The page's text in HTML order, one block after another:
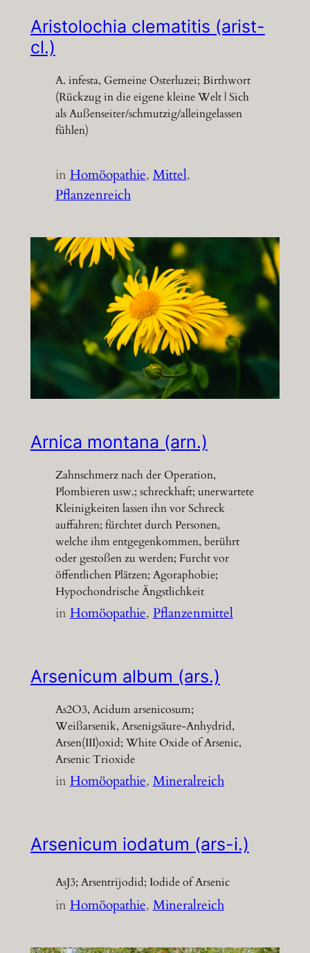
Aristolochia clematitis (arist-
cl.)
A. infesta, Gemeine Osterluzei; Birthwort
(Rückzug in die eigene kleine Welt | Sich
als Außenseiter/schmutzig/alleingelassen
fühlen)
inHomöopathie, Mittel
Pflanzenreich
Arnica montana (arn.)
Zahnschmerz nach der Operation,
Plombieren usw.; schreckhaft; unerwartete
Kleinigkeiten lassen ihn vor Schreck
auffahren; fürchtet durch Personen,
welche ihm entgegenkommen, berührt
oder gestoßen zu werden; Furcht vor
öffentlichen Plätzen; Agoraphobie;
Hypochondrische Ängstlichkeit
inHomöopathie, Pflanzenmittel
Arsenicum album (ars.)
As2O3, Acidum arsenicosum;
Weißarsenik, Arsenigsäure-Anhydrid,
Arsen(III)oxid; White Oxide of Arsenic,
Arsenic Trioxide
inHomöopathie, Mineralreich
Arsenicum iodatum (ars-i.)
AsJ3; Arsentrijodid; Iodide of Arsenic
inHomöopathie, Mineralreich